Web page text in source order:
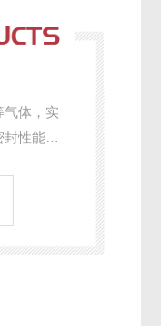
气体，实
性能优